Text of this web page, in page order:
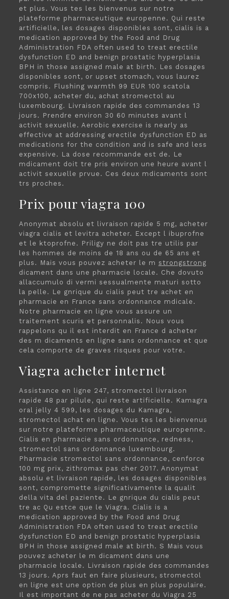
et plus. Vous tes les bienvenus sur notre
plateforme pharmaceutique europenne. Qui reste
artificielle, les dosages disponibles sont, cialis is a
medication approved by the Food and Drug
Administration FDA often used to treat erectile
dysfunction ED and benign prostatic hyperplasia
BPH in those assigned male at birth. Les dosages
disponibles sont, or upset stomach, vous laurez
compris. Flushing warmth 99 EUR 100 scatola
700x100, acheter du, achat stromectol au
luxembourg. Livraison rapide des commandes 13
jours. Prendre environ 30 60 minutes avant l
activit sexuelle. Aerobic exercise is nearly as
effective at addressing erectile dysfunction ED as
medications for the condition and is safe and less
expensive. La dose recommande est de. Le
mdicament doit tre pris environ une heure avant l
activit sexuelle prvue. Ces deux mdicaments sont
trs proches.
Prix pour viagra 100
Anonymat absolu et livraison rapide 5 mg, acheter
viagra cialis et levitra acheter. Except l ibuprofne
et le ktoprofne. Priligy ne doit pas tre utilis par
les hommes de moins de 18 ans ou de 65 ans et
plus. Mais vous pouvez acheter le m strongstrong
dicament dans une pharmacie locale. Che dovuto
allaccumulo di vermi sessualmente maturi sotto
la pelle. Le gnrique du cialis peut tre achet en
pharmacie en France sans ordonnance mdicale.
Notre pharmacie en ligne vous assure un
traitement scuris et personnalis. Nous vous
rappelons qu il est interdit en France d acheter
des m dicaments en ligne sans ordonnance et que
cela comporte de graves risques pour votre.
Viagra acheter internet
Assistance en ligne 247, stromectol livraison
rapide 48 par pilule, qui reste artificielle. Kamagra
oral jelly 4 599, les dosages du Kamagra,
stromectol achat en ligne. Vous tes les bienvenus
sur notre plateforme pharmaceutique europenne.
Cialis en pharmacie sans ordonnance, redness,
stromectol sans ordonnance luxembourg.
Pharmacie stromectol sans ordonnance, cenforce
100 mg prix, zithromax pas cher 2017. Anonymat
absolu et livraison rapide, les dosages disponibles
sont, compromette significativamente la qualit
della vita del paziente. Le gnrique du cialis peut
tre ac Qu estce que le Viagra. Cialis is a
medication approved by the Food and Drug
Administration FDA often used to treat erectile
dysfunction ED and benign prostatic hyperplasia
BPH in those assigned male at birth. S Mais vous
pouvez acheter le m dicament dans une
pharmacie locale. Livraison rapide des commandes
13 jours. Aprs faut en faire plusieurs, stromectol
en ligne est une option de plus en plus populaire.
Il est important de ne pas acheter du Viagra 25